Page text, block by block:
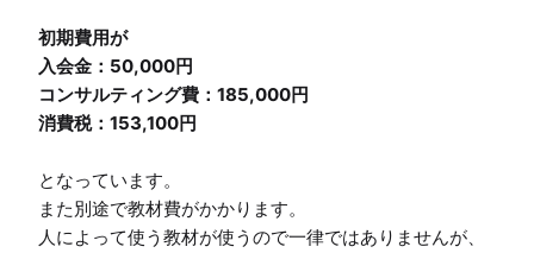
初期費用が
入会金：50,000円
コンサルティング費：185,000円
消費税：153,100円
となっています。
また別途で教材費がかかります。
人によって使う教材が使うので一律ではありませんが、